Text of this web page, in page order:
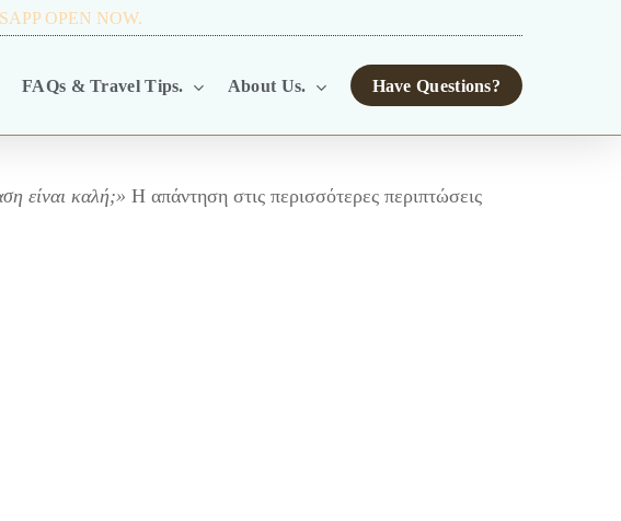
OPEN NOW.
FAQs & Travel Tips. About Us. Have Questions?
είναι καλή;» Η απάντηση στις περισσότερες περιπτώσεις